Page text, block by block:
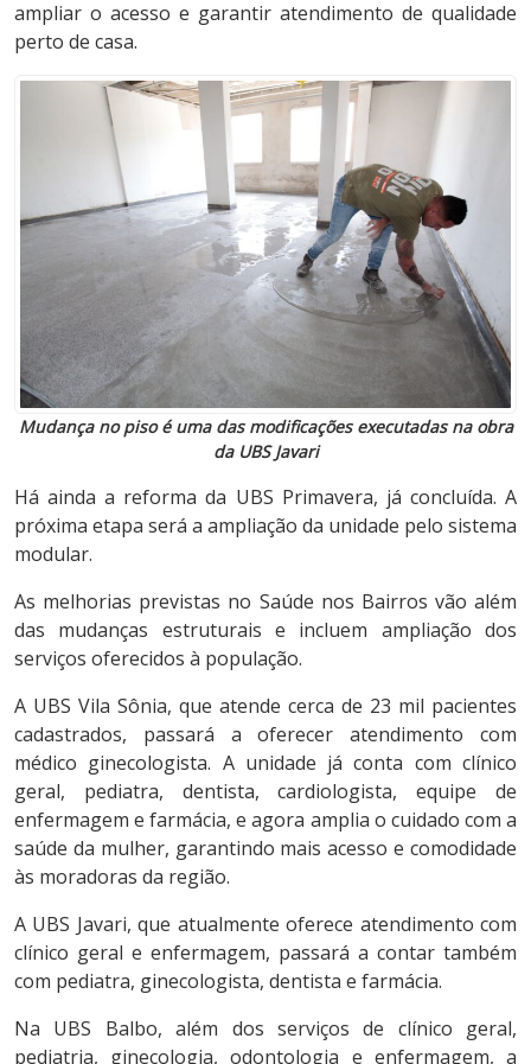
ampliar o acesso e garantir atendimento de qualidade
perto de casa.
Mudança no piso é uma das modificações executadas na obra
da UBS Javari
Há ainda a reforma da UBS Primavera, já concluída. A
próxima etapa será a ampliação da unidade pelo sistema
modular.
As melhorias previstas no Saúde nos Bairros vão além
das mudanças estruturais e incluem ampliação dos
serviços oferecidos à população.
A UBS Vila Sônia, que atende cerca de 23 mil pacientes
cadastrados, passará a oferecer atendimento com
médico ginecologista. A unidade já conta com clínico
geral, pediatra, dentista, cardiologista, equipe de
enfermagem e farmácia, e agora amplia o cuidado com a
saúde da mulher, garantindo mais acesso e comodidade
às moradoras da região.
A UBS Javari, que atualmente oferece atendimento com
clínico geral e enfermagem, passará a contar também
com pediatra, ginecologista, dentista e farmácia.
Na UBS Balbo, além dos serviços de clínico geral,
pediatria, ginecologia, odontologia e enfermagem, a